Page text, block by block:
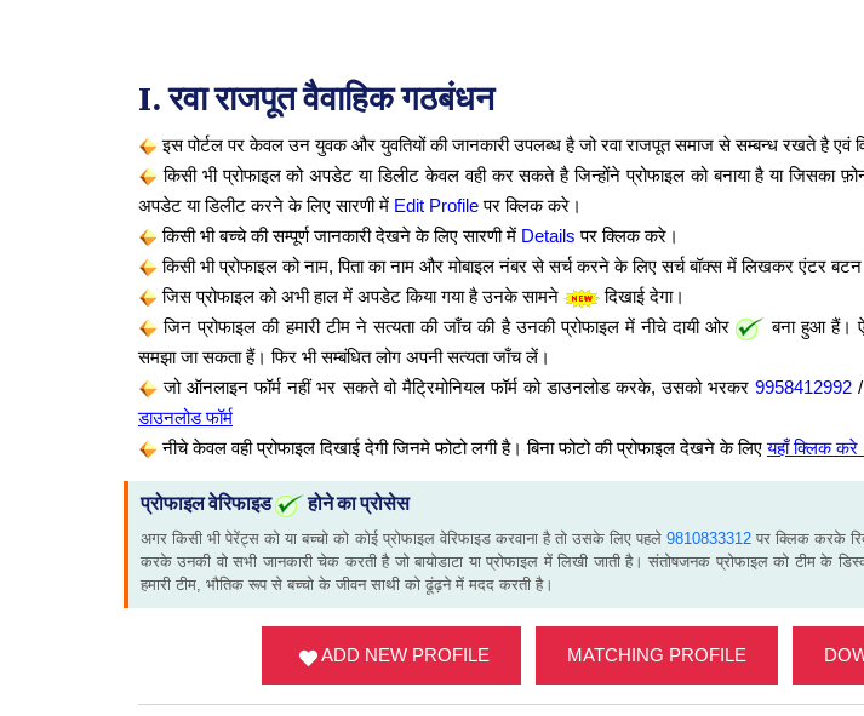
I. रवा राजपूत वैवाहिक गठबंधन
इस पोर्टल पर केवल उन युवक और युवतियों की जानकारी उपलब्ध है जो रवा राजपूत समाज से सम्बन्ध रखते है एवं
किसी भी प्रोफाइल को अपडेट या डिलीट केवल वही कर सकते है जिन्होंने प्रोफाइल को बनाया है या जिसका
अपडेट या डिलीट करने के लिए सारणी में Edit Profileपर क्लिक करे।
किसी भी बच्चे की सम्पूर्ण जानकारी देखने के लिए सारणी में Details पर क्लिक करे।
किसी भी प्रोफाइल को नाम, पिता का नाम और मोबाइल नंबर से सर्च करने के लिए सर्च बॉक्स में लिखकर एंटर
जिस प्रोफाइल को अभी हाल में अपडेट किया गया है उनके सामने
दिखाई देगा।
जिन प्रोफाइल की हमारी टीम ने सत्यता की जाँच की है उनकी प्रोफाइल में नीचे दायी ओर
बना हुआ हैं।
समझा जा सकता हैं। फिर भी सम्बंधित लोग अपनी सत्यता जाँच लें।
जो ऑनलाइन फॉर्म नहीं भर सकते वो मैट्रिमोनियल फॉर्म को डाउनलोड करके, उसको भरकर9958412992 /
डाउनलोड फॉर्म
नीचे केवल वही प्रोफाइल दिखाई देगी जिनमे फोटो लगी है। बिना फोटो की प्रोफाइल देखने के लिएयहाँ क्लिक
प्रोफाइल वेरिफाइड होने का प्रोसेस
अगर किसी भी पेरेंट्स को या बच्चो को कोई प्रोफाइल वेरिफाइड करवाना है तो उसके लिए पहले9810833312 पर क्लिक करके
करके उनकी वो सभी जानकारी चेक करती है जो बायोडाटा या प्रोफाइल में लिखी जाती है। संतोषजनक प्रोफाइल को टीम के
हमारी टीम, भौतिक रूप से बच्चो के जीवन साथी को ढूंढ़ने में मदद करती है।
ADD NEW PROFILE MATCHING PROFILE